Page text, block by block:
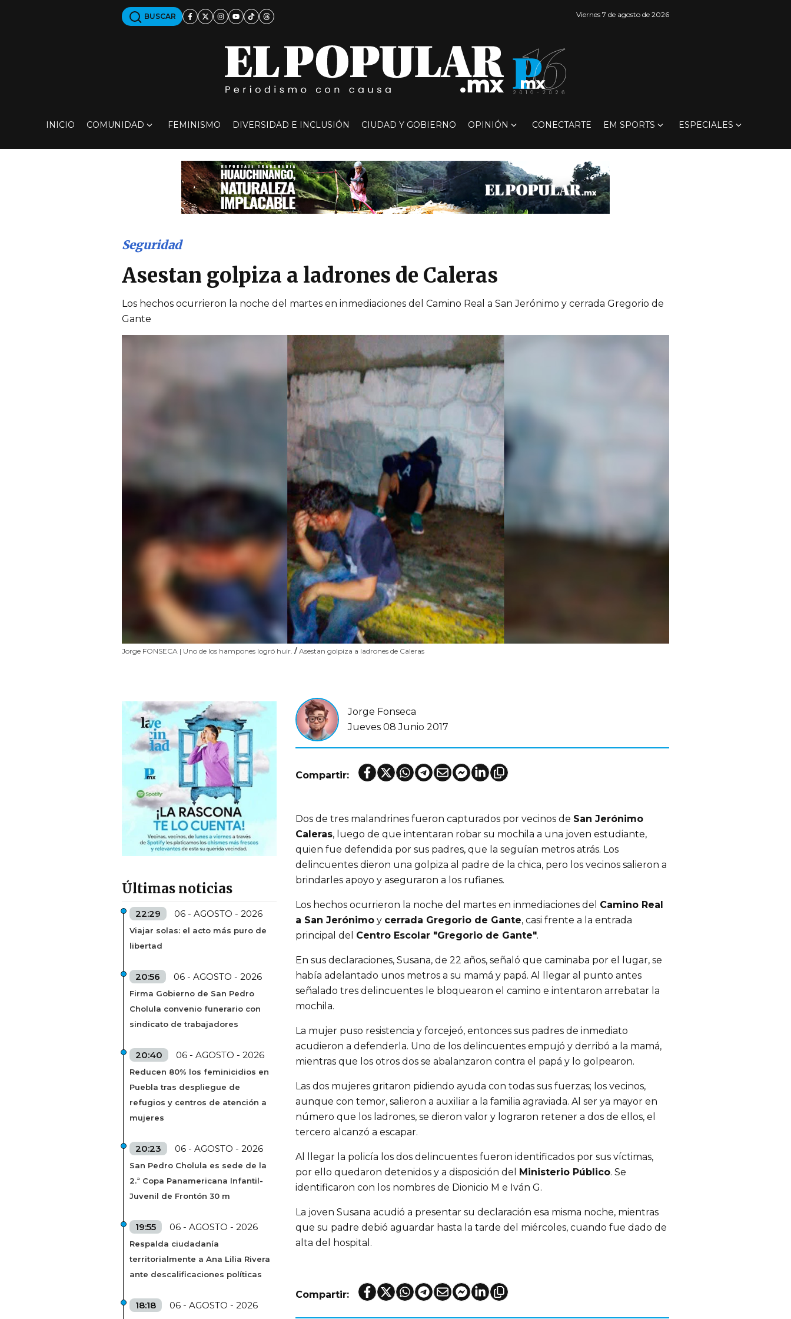
BUSCAR Viernes 7 de agosto de 2026
INICIO COMUNIDAD FEMINISMO DIVERSIDAD E INCLUSIÓN CIUDAD Y GOBIERNO OPINIÓN CONECTARTE EM SPORTS ESPECIALES
Jorge FONSECA | Uno de los hampones logró huir. / Asestan golpiza a ladrones de Caleras
Seguridad
Asestan golpiza a ladrones de Caleras
Los hechos ocurrieron la noche del martes en inmediaciones del Camino Real a San Jerónimo y cerrada Gregorio de
Gante
Últimas noticias
22:29 06 - AGOSTO - 2026
Viajar solas: el acto más puro de
libertad
20:56 06 - AGOSTO - 2026
Firma Gobierno de San Pedro
Cholula convenio funerario con
sindicato de trabajadores
20:40 06 - AGOSTO - 2026
Reducen 80% los feminicidios en
Puebla tras despliegue de
refugios y centros de atención a
mujeres
20:23 06 - AGOSTO - 2026
San Pedro Cholula es sede de la
2.ª Copa Panamericana Infantil-
Juvenil de Frontón 30 m
19:55 06 - AGOSTO - 2026
Respalda ciudadanía
territorialmente a Ana Lilia Rivera
ante descalificaciones políticas
18:18 06 - AGOSTO - 2026
Jorge Fonseca
Jueves 08 Junio 2017
Compartir:
Dos de tres malandrines fueron capturados por vecinos de San Jerónimo
Caleras, luego de que intentaran robar su mochila a una joven estudiante,
quien fue defendida por sus padres, que la seguían metros atrás. Los
delincuentes dieron una golpiza al padre de la chica, pero los vecinos salieron a
brindarles apoyo y aseguraron a los rufianes.
Los hechos ocurrieron la noche del martes en inmediaciones del Camino Real
a San Jerónimo y cerrada Gregorio de Gante, casi frente a la entrada
principal del Centro Escolar "Gregorio de Gante".
En sus declaraciones, Susana, de 22 años, señaló que caminaba por el lugar, se
había adelantado unos metros a su mamá y papá. Al llegar al punto antes
señalado tres delincuentes le bloquearon el camino e intentaron arrebatar la
mochila.
La mujer puso resistencia y forcejeó, entonces sus padres de inmediato
acudieron a defenderla. Uno de los delincuentes empujó y derribó a la mamá,
mientras que los otros dos se abalanzaron contra el papá y lo golpearon.
Las dos mujeres gritaron pidiendo ayuda con todas sus fuerzas; los vecinos,
aunque con temor, salieron a auxiliar a la familia agraviada. Al ser ya mayor en
número que los ladrones, se dieron valor y lograron retener a dos de ellos, el
tercero alcanzó a escapar.
Al llegar la policía los dos delincuentes fueron identificados por sus víctimas,
por ello quedaron detenidos y a disposición del Ministerio Público. Se
identificaron con los nombres de Dionicio M e Iván G.
La joven Susana acudió a presentar su declaración esa misma noche, mientras
que su padre debió aguardar hasta la tarde del miércoles, cuando fue dado de
alta del hospital.
Compartir: